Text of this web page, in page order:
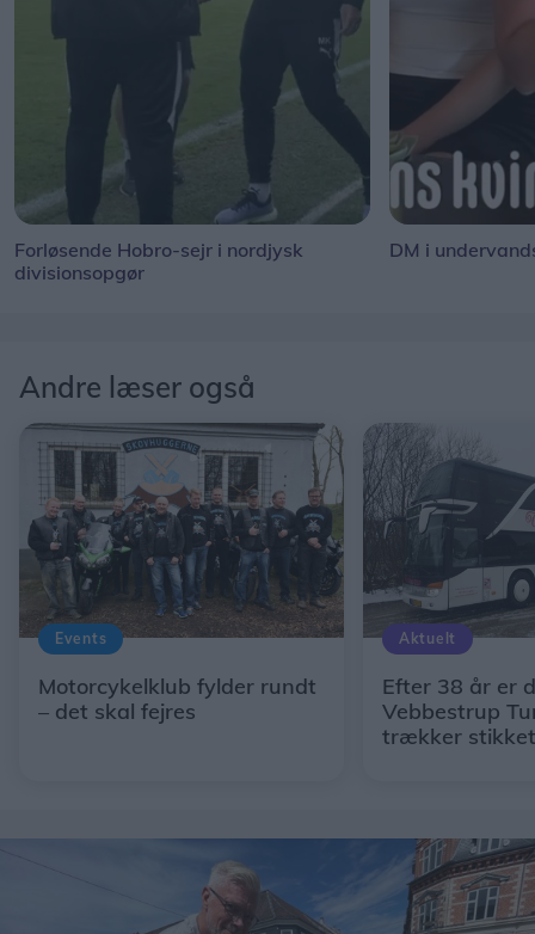
Forløsende Hobro-sejr i nordjysk
divisionsopgør
DM i
Andre læser også
Events
Motorcykelklub fylder rundt
– det skal fejres
Aktuelt
Efter 38 år er
Vebbestrup
trækker stikket